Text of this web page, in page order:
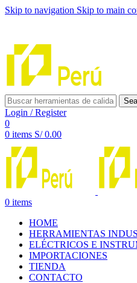
Skip to navigation Skip to main
Login / Register
0
0 items S/0.00
0 items
HOME
HERRAMIENTAS
ELÉCTRICOS E
IMPORTACIONES
TIENDA
CONTACTO